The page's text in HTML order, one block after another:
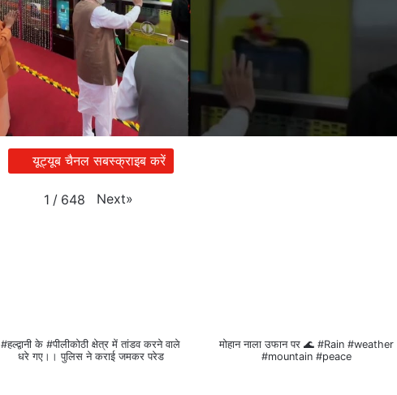
यूट्यूब चैनल सबस्क्राइब करें
1 / 648 Next»
#हल्द्वानी के #पीलीकोठी क्षेत्र में तांडव करने वाले
धरे गए।। पुलिस ने कराई जमकर परेड
मोहान नाला उफान पर 🌊 #Rain #weather
#mountain #peace